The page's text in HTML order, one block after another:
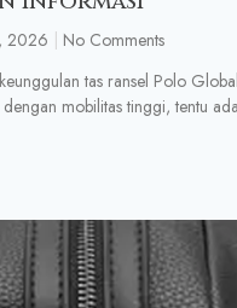
2026
No Comments
tas ransel Polo
mobilitas tinggi, tentu